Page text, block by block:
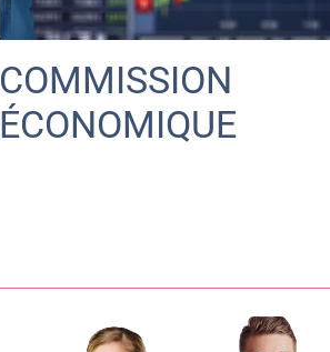
COMMISSION
ÉCONOMIQUE